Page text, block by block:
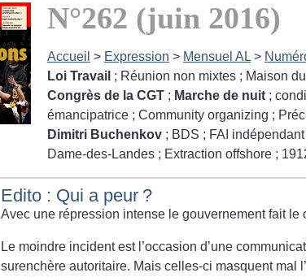
N°262 (juin 2016)
Accueil > Expression > Mensuel AL >
Loi Travail ; Réunion non mixtes ; Maison
Congrès de la CGT ; Marche de nuit ;
émancipatrice ; Community organizing ;
Dimitri Buchenkov ; BDS ; FAI indépendant
Dame-des-Landes ; Extraction offshore ;
Edito : Qui a peur ?
Avec une répression intense le gouvernement fait le
Le moindre incident est l’occasion d’une
surenchère autoritaire. Mais celles-ci masquent mal